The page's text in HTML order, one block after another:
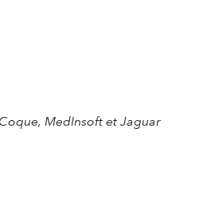
MedInsoft et Jaguar